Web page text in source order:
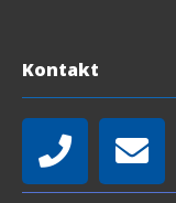
Kontakt